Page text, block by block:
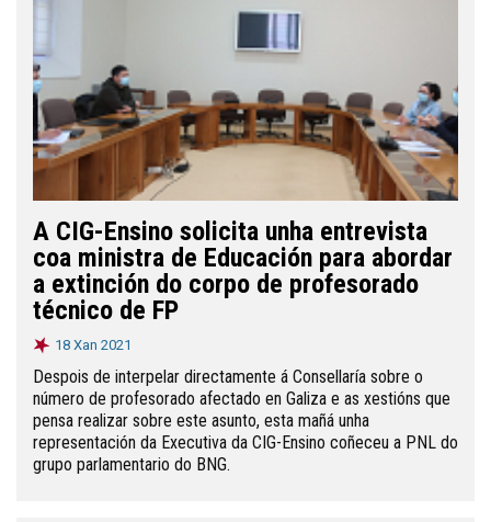
A CIG-Ensino solicita unha entrevista
coa ministra de Educación para abordar
a extinción do corpo de profesorado
técnico de FP
18 Xan 2021
Despois de interpelar directamente á Consellaría sobre o
número de profesorado afectado en Galiza e as xestións que
pensa realizar sobre este asunto, esta mañá unha
representación da Executiva da CIG-Ensino coñeceu a PNL do
grupo parlamentario do BNG.